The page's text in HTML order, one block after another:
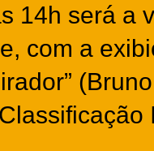
14h será a
com a